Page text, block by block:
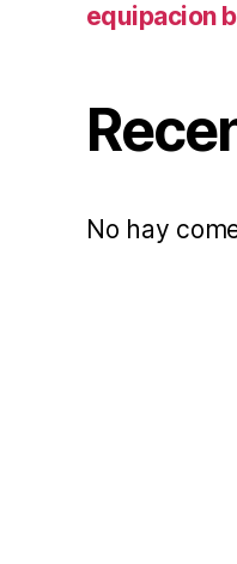
equipacion
No hay